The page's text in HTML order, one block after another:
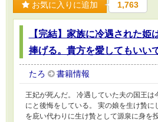
お気に入りに追加 1,763
【完結】家族に冷遇された姫
捧げる。貴方を愛してもいい
たろ 書籍情報
王妃が死んだ。 冷遇していた夫の国王は
にと後悔をしている。 実の娘を生け贄に
を庇い代わりに生け贄として源泉に身を